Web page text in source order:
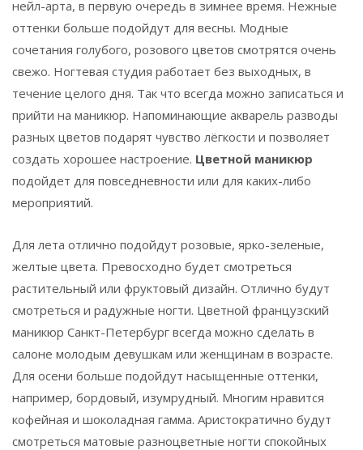
нейл-арта, в первую очередь в зимнее время. Нежные
оттенки больше подойдут для весны. Модные
сочетания голубого, розового цветов смотрятся очень
свежо. Ногтевая студия работает без выходных, в
течение целого дня. Так что всегда можно записаться и
прийти на маникюр. Напоминающие акварель разводы
разных цветов подарят чувство лёгкости и позволяет
создать хорошее настроение. Цветной маникюр
подойдет для повседневности или для каких-либо
мероприятий.
Для лета отлично подойдут розовые, ярко-зеленые,
желтые цвета. Превосходно будет смотреться
растительный или фруктовый дизайн. Отлично будут
смотреться и радужные ногти. Цветной французский
маникюр Санкт-Петербург всегда можно сделать в
салоне молодым девушкам или женщинам в возрасте.
Для осени больше подойдут насыщенные оттенки,
например, бордовый, изумрудный. Многим нравится
кофейная и шоколадная гамма. Аристократично будут
смотреться матовые разноцветные ногти спокойных